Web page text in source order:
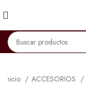
Inicio ACCESORIOS